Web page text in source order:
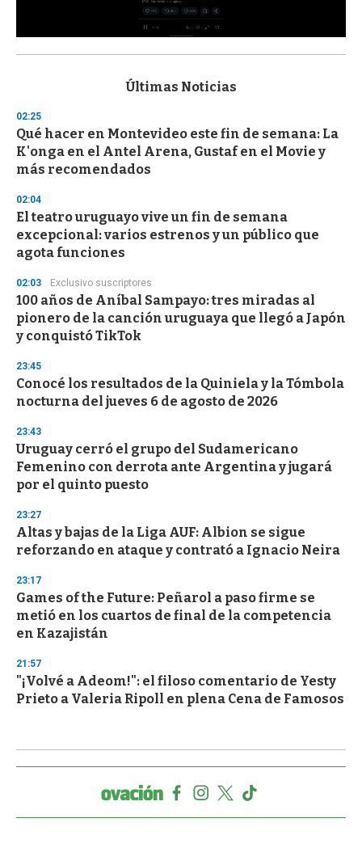
s
d
s
o
f
3
s
e
c
o
n
Últimas Noticias
02:25
Qué hacer en Montevideo este fin de semana: La
K'onga en el Antel Arena, Gustaf en el Movie y
más recomendados
02:04
El teatro uruguayo vive un fin de semana
excepcional: varios estrenos y un público que
agota funciones
02:03 Exclusivo suscriptores
100 años de Aníbal Sampayo: tres miradas al
pionero de la canción uruguaya que llegó a Japón
y conquistó TikTok
23:45
Conocé los resultados de la Quiniela y la Tómbola
nocturna del jueves 6 de agosto de 2026
23:43
Uruguay cerró el grupo del Sudamericano
Femenino con derrota ante Argentina y jugará
por el quinto puesto
23:27
Altas y bajas de la Liga AUF: Albion se sigue
reforzando en ataque y contrató a Ignacio Neira
23:17
Games of the Future: Peñarol a paso firme se
metió en los cuartos de final de la competencia
en Kazajistán
21:57
"¡Volvé a Adeom!": el filoso comentario de Yesty
Prieto a Valeria Ripoll en plena Cena de Famosos